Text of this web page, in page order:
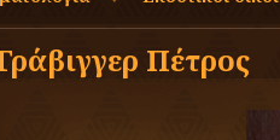
Πέτρος